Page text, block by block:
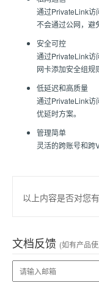
通过PrivateLink访
不会通过公网，避
安全可控
通过PrivateLink访
网卡添加安全组规
低延迟和高质量
通过PrivateLink访
优延时方案。
管理简单
灵活的跨账号和跨
以上内容是否对您有
文档反馈 (如有产品